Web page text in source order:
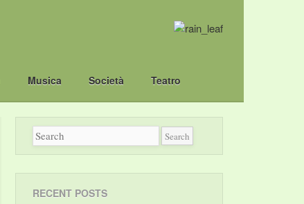
Musica Società Teatro
RECENT POSTS